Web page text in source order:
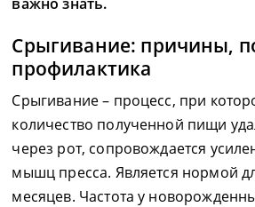
Срыгивание: причины,
профилактика
Срыгивание – процесс, при
количество полученной пищи
через рот, сопровождается
мышц пресса. Является нормой
месяцев. Частота у